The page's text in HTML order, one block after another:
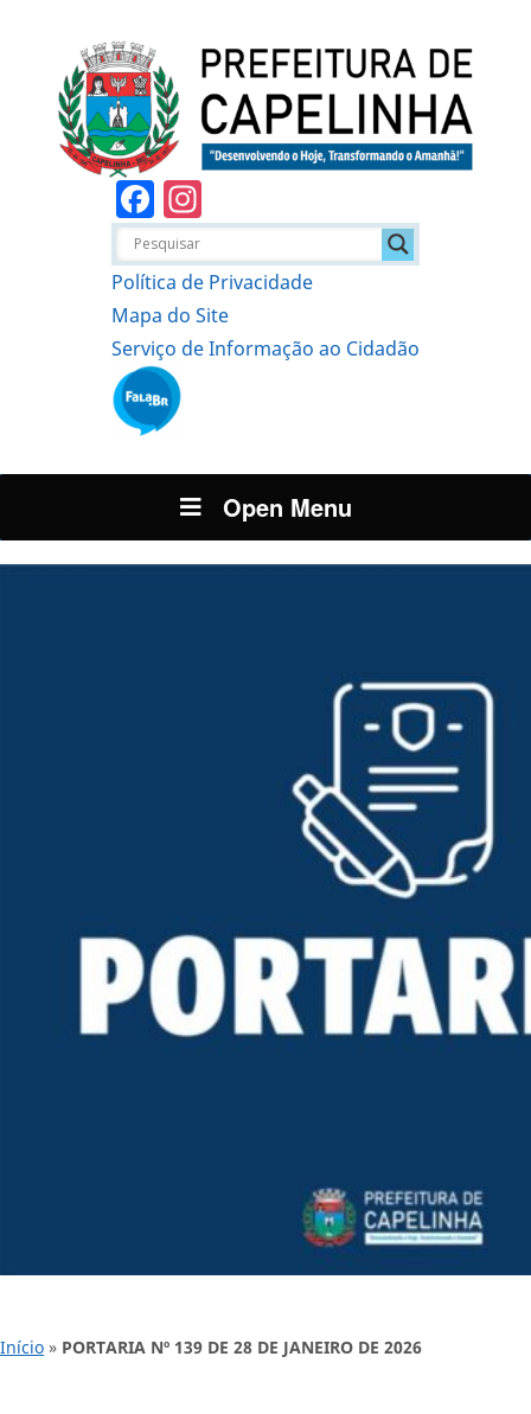
Facebook
Política de Privacidade
Mapa do Site
Serviço de Informação ao Cidadão
Open Menu
Início » PORTARIA Nº 139 DE 28 DE JANEIRO DE 2026